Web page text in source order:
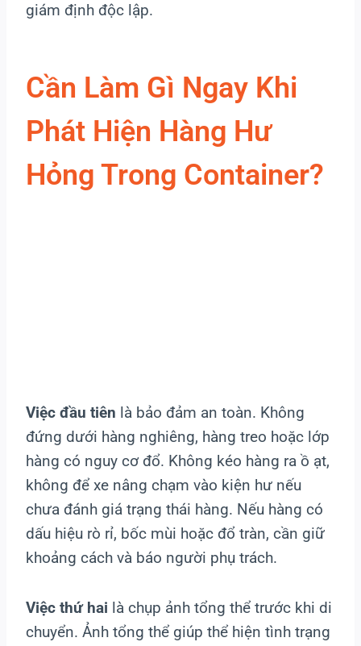
giám định độc lập.
Cần Làm Gì Ngay Khi
Phát Hiện Hàng Hư
Hỏng Trong Container?
Việc đầu tiên là bảo đảm an toàn. Không
đứng dưới hàng nghiêng, hàng treo hoặc lớp
hàng có nguy cơ đổ. Không kéo hàng ra ồ ạt,
không để xe nâng chạm vào kiện hư nếu
chưa đánh giá trạng thái hàng. Nếu hàng có
dấu hiệu rò rỉ, bốc mùi hoặc đổ tràn, cần giữ
khoảng cách và báo người phụ trách.
Việc thứ hai là chụp ảnh tổng thể trước khi di
chuyển. Ảnh tổng thể giúp thể hiện tình trạng